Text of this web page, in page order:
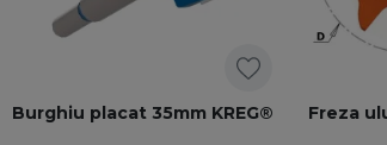
Burghiu placat 35mm KREG® Freza